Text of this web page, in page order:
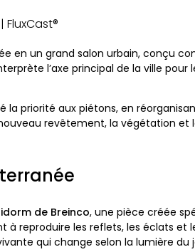
FluxCast®
en un grand salon urbain, conçu
l’axe principal de la ville
la priorité aux piétons, en
revêtement, la végétation et
de Breinco, une pièce créée
à reproduire les reflets, les éclats et
qui change selon la lumière du